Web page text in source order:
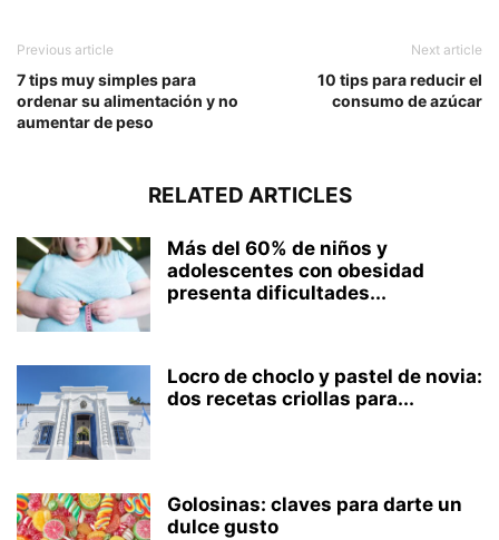
Previous article
7 tips muy simples para
ordenar su alimentación y no
aumentar de peso
Next article
10 tips para reducir el
consumo de azúcar
RELATED ARTICLES
Más del 60% de niños y
adolescentes con obesidad
presenta dificultades...
Locro de choclo y pastel de novia:
dos recetas criollas para...
Golosinas: claves para darte un
dulce gusto